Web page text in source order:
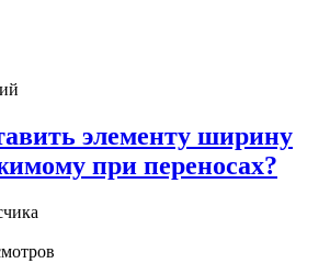
элементу ширину
при переносах?